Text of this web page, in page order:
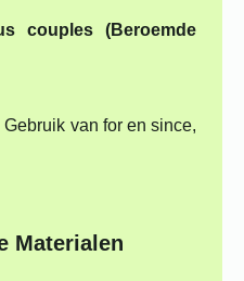
couples (Beroemde
van for en since,
Materialen